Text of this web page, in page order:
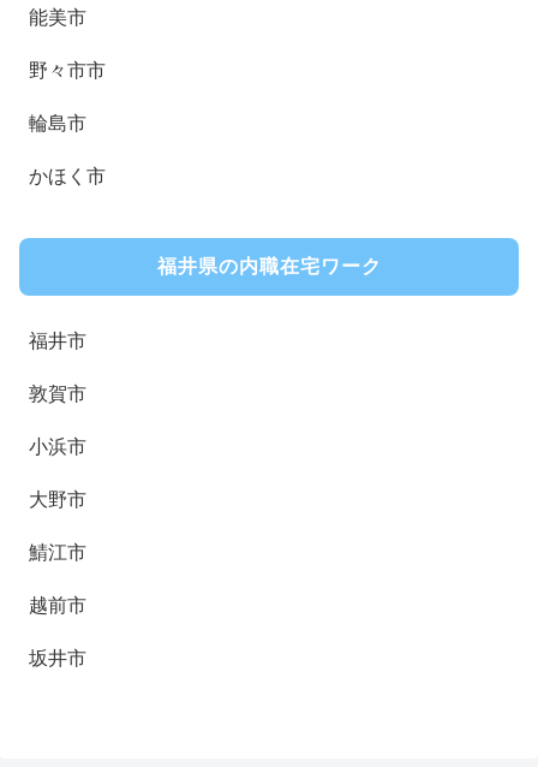
能美市
野々市市
輪島市
かほく市
福井県の内職在宅ワーク
福井市
敦賀市
小浜市
大野市
鯖江市
越前市
坂井市